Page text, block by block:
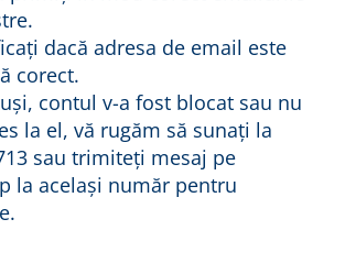
dacă adresa de email este
corect.
contul v-a fost blocat sau nu
la el, vă rugăm să sunați la
sau trimiteți mesaj pe
la același număr pentru